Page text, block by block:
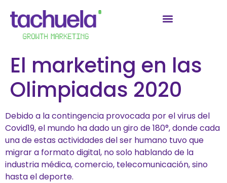
El marketing en las
Olimpiadas 2020
Debido a la contingencia provocada por el virus del
Covid19, el mundo ha dado un giro de 180°, donde cada
una de estas actividades del ser humano tuvo que
migrar a formato digital, no solo hablando de la
industria médica, comercio, telecomunicación, sino
hasta el deporte.